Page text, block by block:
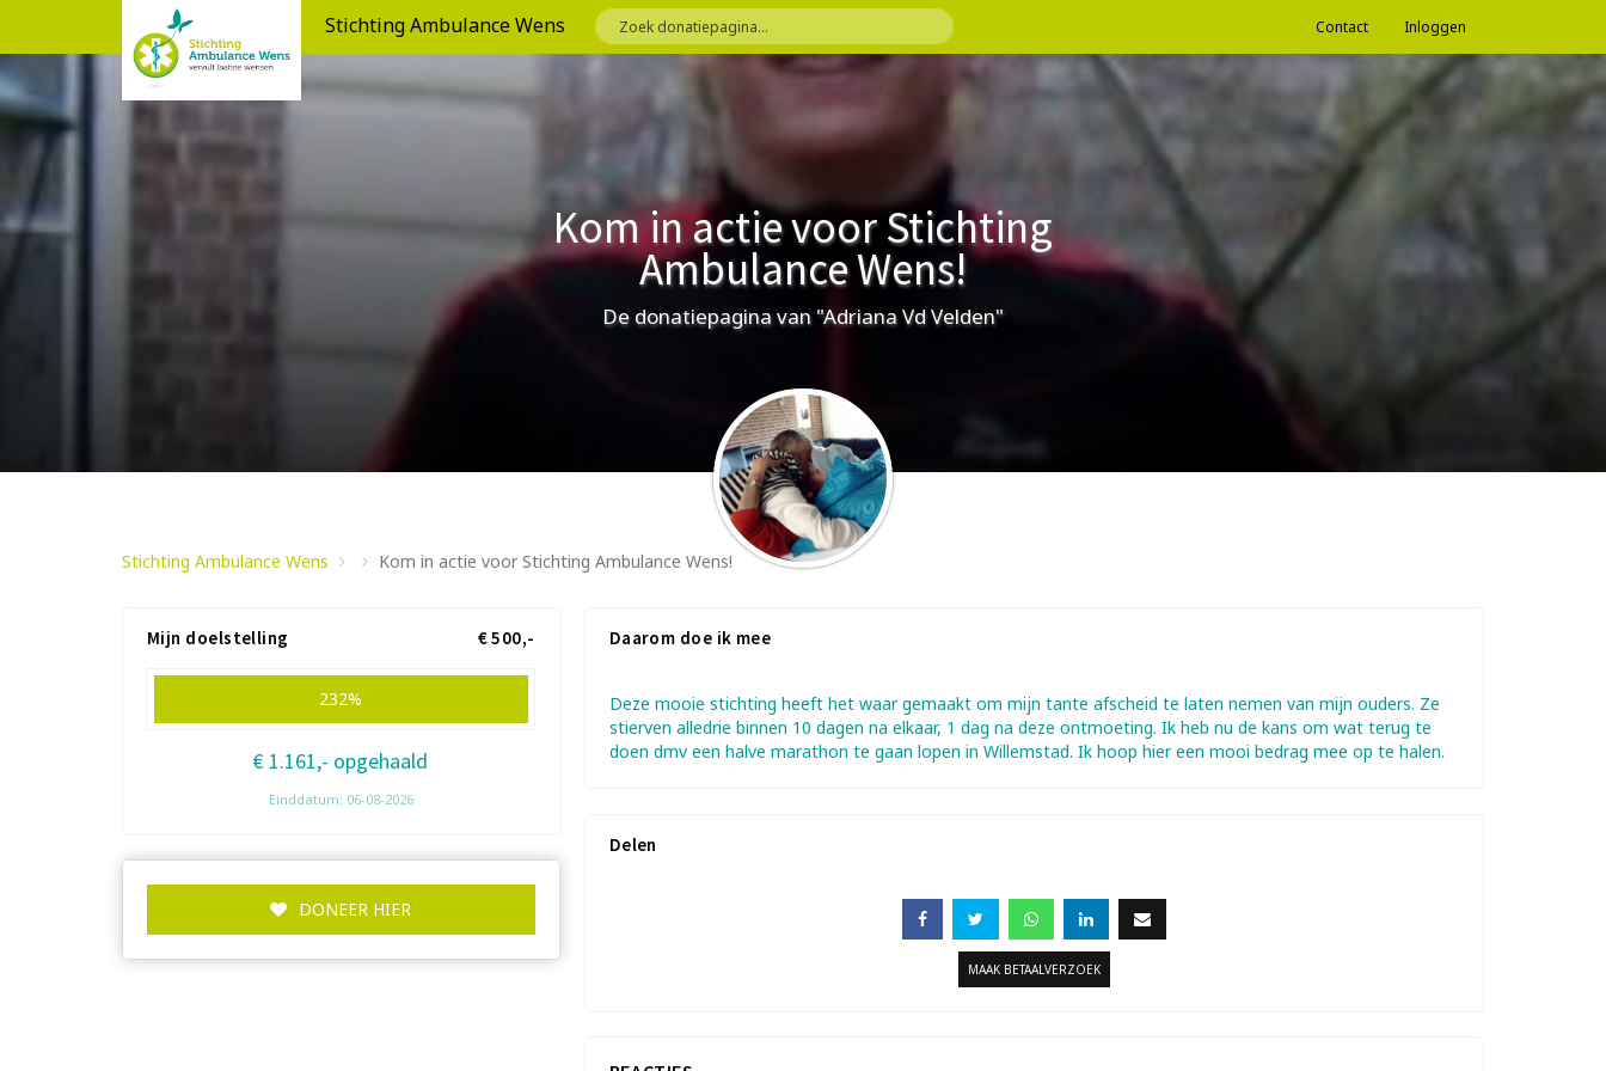
Stichting Ambulance Wens Contact Inloggen
Kom in actie voor Stichting
Ambulance Wens!
De donatiepagina van "Adriana Vd Velden"
Stichting Ambulance Wens Kom in actie voor Stichting Ambulance Wens!
Mijn doelstelling € 500,-
232%
€ 1.161,- opgehaald
Einddatum: 06-08-2026
DONEER HIER
Daarom doe ik mee
Deze mooie stichting heeft het waar gemaakt om mijn tante afscheid te laten nemen van mijn ouders. Ze
stierven alledrie binnen 10 dagen na elkaar, 1 dag na deze ontmoeting. Ik heb nu de kans om wat terug te
doen dmv een halve marathon te gaan lopen in Willemstad. Ik hoop hier een mooi bedrag mee op te halen.
Delen
MAAK BETAALVERZOEK